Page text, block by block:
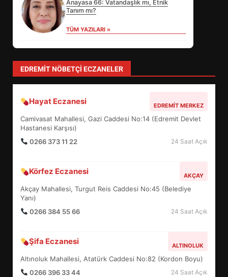
Anayasa 66: Vatandaşlık mı, Etnik
Tanım mı?
TÜM YAZILARI »
EDREMIT NÖBETÇI ECZANELER
Hayat Eczanesi EDREMIT MERKEZ
Camivasat Mahallesi, Gazi Caddesi No:14 (Edremit Devlet
Hastanesi Karşısı)
0266 373 11 22
24 Saat Açık
Körfez Eczanesi AKÇAY
Akçay Mahallesi, Turgut Reis Caddesi No:45 (Belediye
Yanı)
0266 384 55 66
24 Saat Açık
Şifa Eczanesi ALTINOLUK
Altınoluk Mahallesi, Atatürk Caddesi No:82 (Kordon Boyu)
0266 396 33 44
24 Saat Açık
3
4
5
BALIKESİR MÜZELERİNDE SÜRE
UZATILDI: NE DEĞİŞTİ?
6
TURNUVASI KAYITLARI NEYİ
7
YENİ YÖNETİM NASIL
ŞEKİLLENDİ?